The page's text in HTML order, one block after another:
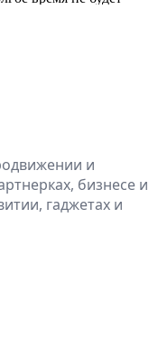
и
бизнесе и
гаджетах и